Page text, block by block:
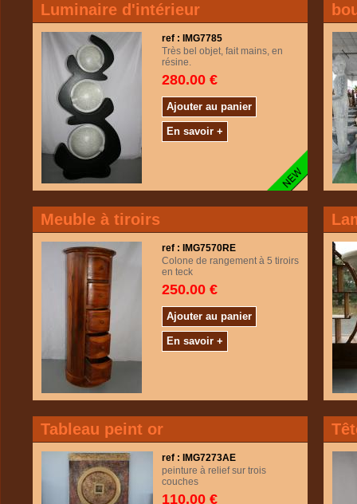
Luminaire d'intérieur
ref : IMG7785
Très bel objet, fait mains, en
résine.
280.00 €
Ajouter au panier
En savoir +
Meuble à tiroirs
ref : IMG7570RE
Colone de rangement à 5 tiroirs
en teck
250.00 €
Ajouter au panier
En savoir +
Tableau peint or
ref : IMG7273AE
peinture à relief sur trois
couches
110.00 €